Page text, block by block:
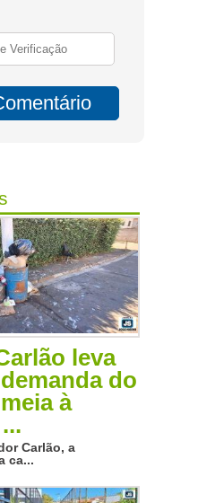
leva
do
à
Carlão, a
ca...